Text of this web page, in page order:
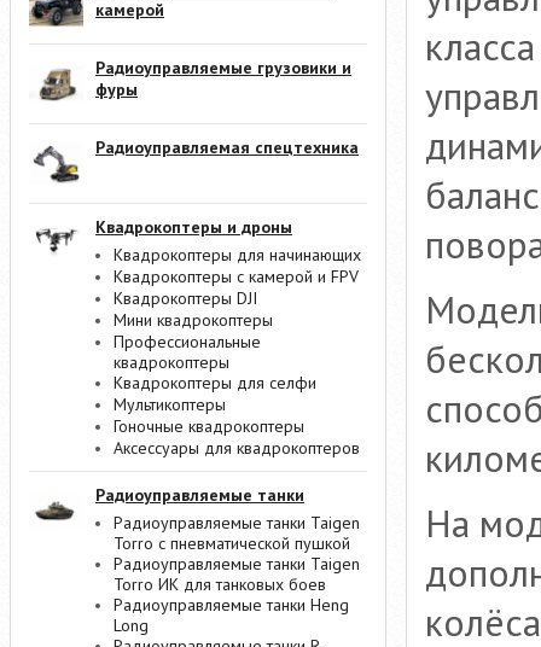
камерой
Радиоуправляемые грузовики и
фуры
Радиоуправляемая спецтехника
Квадрокоптеры и дроны
Квадрокоптеры для начинающих
Квадрокоптеры с камерой и FPV
Квадрокоптеры DJI
Мини квадрокоптеры
Профессиональные
квадрокоптеры
Квадрокоптеры для селфи
Мультикоптеры
Гоночные квадрокоптеры
Аксессуары для квадрокоптеров
Радиоуправляемые танки
Радиоуправляемые танки Taigen
Torro с пневматической пушкой
Радиоуправляемые танки Taigen
Torro ИК для танковых боев
Радиоуправляемые танки Heng
Long
На